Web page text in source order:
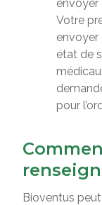
envoyer
Votre
envoyer
état de
pour
Bioventus